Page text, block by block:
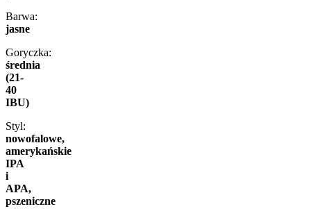
Barwa:
jasne
Goryczka:
średnia
(21-
40
IBU)
Styl:
nowofalowe,
amerykańskie
IPA
i
APA,
pszeniczne